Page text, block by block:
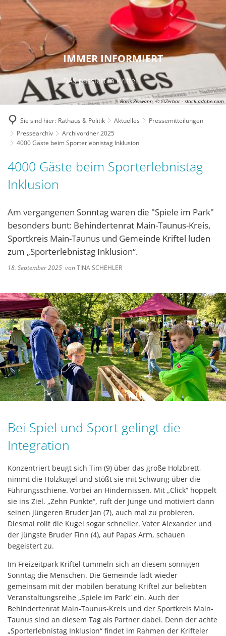
Boris Zerwann, © ©Zerbor - stock.adobe.com
IMMER INFORMIERT
DAS passiert in Kriftel
Sie sind hier: Rathaus & Politik Aktuelles
Pressemitteilungen
Pressearchiv
Archivordner 2025
4000 Gäste beim Sporterlebnistag Inklusion
4000 Gäste beim Sporterlebnistag
Inklusion
Am vergangenen Sonntag waren die "Spiele im Park"
besonders bunt: Behindertenrat Main-Taunus-Kreis,
Sportkreis Main-Taunus und Gemeinde Kriftel luden
zum „Sporterlebnistag Inklusion“.
18. September 2025 vonTINA SCHEHLER
Bei Spiel und Sport gelingt die
Integration
Konzentriert beugt sich Tim (9) über das große Holzbrett,
nimmt die Holzkugel und stößt sie mit Schwung über die
Führungsschiene. Vorbei an Hindernissen. Mit „Click“ hoppelt
sie ins Ziel. „Zehn Punkte“, ruft der Junge und motiviert dann
seinen jüngeren Bruder Jan (7), auch mal zu probieren.
Diesmal rollt die Kugel sogar schneller. Vater Alexander und
der jüngste Bruder Finn (4), auf Papas Arm, schauen
begeistert zu.
Im Freizeitpark Kriftel tummeln sich an diesem sonnigen
Sonntag die Menschen. Die Gemeinde lädt wieder
gemeinsam mit der mobilen beratung Kriftel zur beliebten
Veranstaltungsreihe „Spiele im Park“ ein. Auch der
Behindertenrat Main-Taunus-Kreis und der Sportkreis Main-
Taunus sind an diesem Tag als Partner dabei. Denn der achte
„Sporterlebnistag Inklusion“ findet im Rahmen der Krifteler